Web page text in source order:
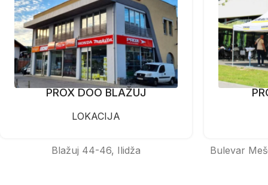
PROX DOO BLAŽUJ
LOKACIJA
Blažuj 44-46, Ilidža Bulevar